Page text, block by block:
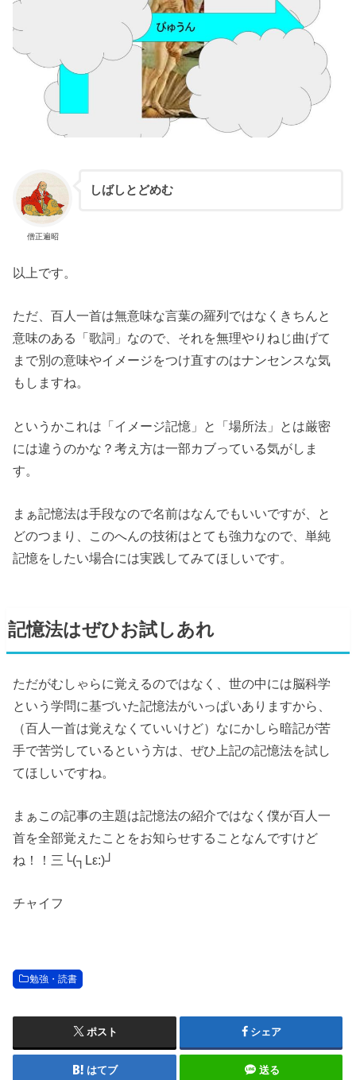
僧正遍昭
しばしとどめむ
以上です。
ただ、百人一首は無意味な言葉の羅列ではなくきちんと
意味のある「歌詞」なので、それを無理やりねじ曲げて
まで別の意味やイメージをつけ直すのはナンセンスな気
もしますね。
というかこれは「イメージ記憶」と「場所法」とは厳密
には違うのかな？考え方は一部カブっている気がしま
す。
まぁ記憶法は手段なので名前はなんでもいいですが、と
どのつまり、このへんの技術はとても強力なので、単純
記憶をしたい場合には実践してみてほしいです。
記憶法はぜひお試しあれ
ただがむしゃらに覚えるのではなく、世の中には脳科学
という学問に基づいた記憶法がいっぱいありますから、
（百人一首は覚えなくていいけど）なにかしら暗記が苦
手で苦労しているという方は、ぜひ上記の記憶法を試し
てほしいですね。
まぁこの記事の主題は記憶法の紹介ではなく僕が百人一
首を全部覚えたことをお知らせすることなんですけど
ね！！三└(┐Lε:)┘
チャイフ
勉強・読書
ポスト シェア
はてブ 送る